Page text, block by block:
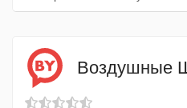
Воздушные